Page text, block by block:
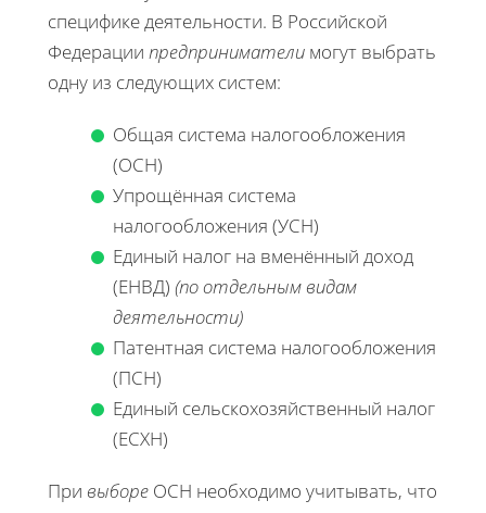
специфике деятельности. В Российской
Федерации предприниматели могут выбрать
одну из следующих систем:
Общая система налогообложения
(ОСН)
Упрощённая система
налогообложения (УСН)
Единый налог на вменённый доход
(ЕНВД) (по отдельным видам
деятельности)
Патентная система налогообложения
(ПСН)
Единый сельскохозяйственный налог
(ЕСХН)
При выборе ОСН необходимо учитывать, что